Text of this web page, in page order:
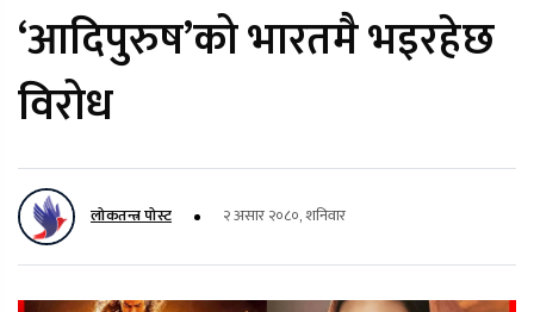
‘आदिपुरुष’को भारतमै भइरहेछ
विरोध
लोकतन्त्र पोस्ट २ असार २०८०, शनिवार